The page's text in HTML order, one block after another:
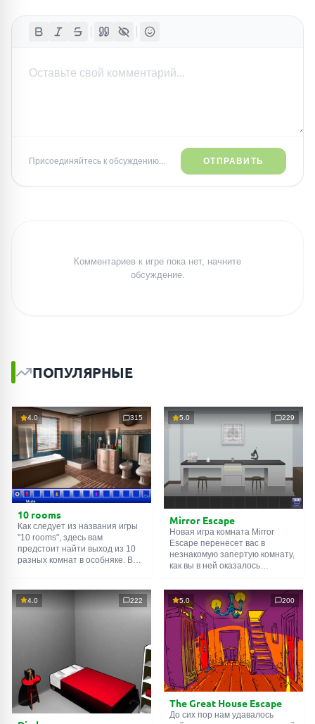
Присоединяйтесь к обсуждению... ОТПРАВИТЬ
Комментариев к игре пока нет, начните
обсуждение.
ПОПУЛЯРНЫЕ
4.0 315
10 rooms
Как следует из названия игры
"10 rooms", здесь вам
предстоит найти выход из 10
разных комнат в особняке. В
их, чтобы выйти. Выход из
одной комнаты является
5.0 229
Mirror Escape
Новая игра комната Mirror
Escape перенесет вас в
незнакомую запертую комнату,
как вы в ней оказалось
смекалки попробуйте решить
все, приготовленные авторами
для вас, головоломки и найти
выход на свободу.
Внимательно осмотрите
помещение, возможно вы
сможете найти какие-нибудь
подсказки. Желаем удачи!
4.0 222 5.0 200
The Great House Escape
До сих пор нам удавалось